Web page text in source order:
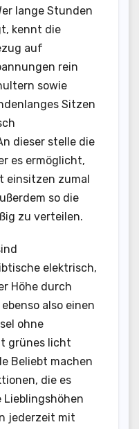
lange Stunden
kennt die
auf
rein
sowie
Sitzen
dieser stelle die
es ermöglicht,
einsitzen zumal
so die
zu verteilen.
elektrisch,
Höhe durch
also einen
ohne
grünes licht
Beliebt machen
die es
Lieblingshöhen
jederzeit mit